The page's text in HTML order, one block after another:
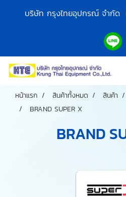
บริษัท กรุงไทยอุปกรณ์ จำกัด
หน้าแรก สินค้าทั้งหมด สินค้า
BRAND SUPER X
BRAND